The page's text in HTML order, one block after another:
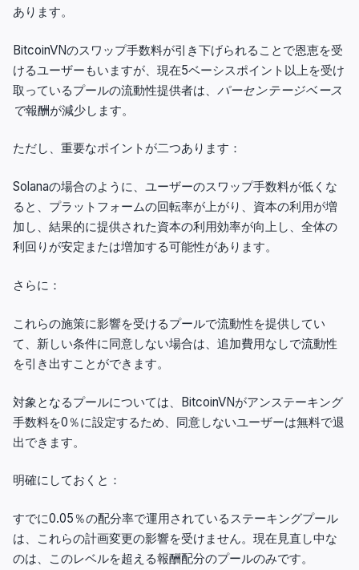
あります。
BitcoinVNのスワップ手数料が引き下げられることで恩恵を受
けるユーザーもいますが、現在5ベーシスポイント以上を受け
取っているプールの流動性提供者は、 パーセンテージベース
で報酬が減少します。
ただし、重要なポイントが二つあります：
Solanaの場合のように、ユーザーのスワップ手数料が低くな
ると、プラットフォームの回転率が上がり、資本の利用が増
加し、結果的に提供された資本の利用効率が向上し、全体の
利回りが安定または増加する可能性があります。
さらに：
これらの施策に影響を受けるプールで流動性を提供してい
て、新しい条件に同意しない場合は、追加費用なしで流動性
を引き出すことができます。
対象となるプールについては、BitcoinVNがアンステーキング
手数料を0％に設定するため、同意しないユーザーは無料で退
出できます。
明確にしておくと：
すでに0.05％の配分率で運用されているステーキングプール
は、これらの計画変更の影響を受けません。現在見直し中な
のは、このレベルを超える報酬配分のプールのみです。